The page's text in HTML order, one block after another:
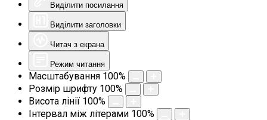
Виділити посилання
Виділити заголовки
Читач з екрана
Режим читання
Масштабування 100%
Розмір шрифту 100%
Висота лінії 100%
Інтервал між літерами 100%